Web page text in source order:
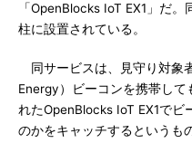
「OpenBlocks IoT EX1」だ
柱に設置されている。
同サービスは、見守り対象
Energy）ビーコンを携帯して
れたOpenBlocks IoT EX1でビ
のかをキャッチするというも